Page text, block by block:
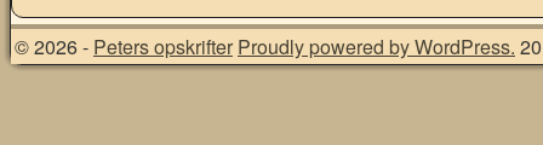
© 2026 - Peters opskrifter Proudly powered by WordPress.